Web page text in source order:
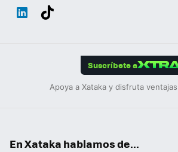
Wh
Suscríbete a
Apoya a Xataka y disfruta
En Xataka hablamos de...